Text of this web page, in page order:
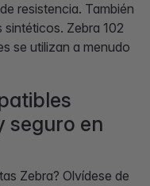
resistencia. También
Zebra 102
se utilizan a menudo
seguro en
Zebra? Olvídese de